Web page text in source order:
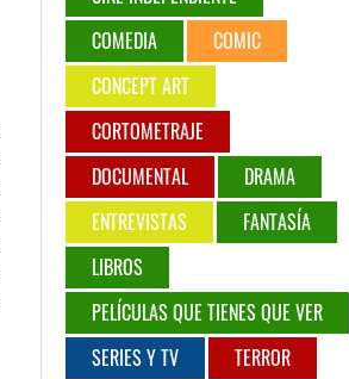
COMEDIA
COMIC
CONCEPT ART
CORTOMETRAJE
DOCUMENTAL
DRAMA
ENTREVISTAS
FANTASÍA
LIBROS
PELÍCULAS QUE TIENES QUE VER
SERIES Y TV
TERROR